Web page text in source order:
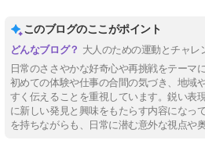
このブログのここがポイント
大人のための運動とチャレ
日常のささやかな好奇心や再挑戦をテーマ
初めての体験や仕事の合間の気づき、地域
すく伝えることを重視しています。鋭い表
に新しい発見と興味をもたらす内容になっ
を持ちながらも、日常に潜む意外な視点や